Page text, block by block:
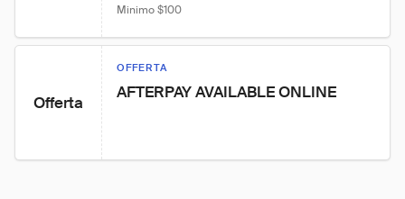
Minimo $100
Offerta
OFFERTA
AFTERPAY AVAILABLE ONLINE